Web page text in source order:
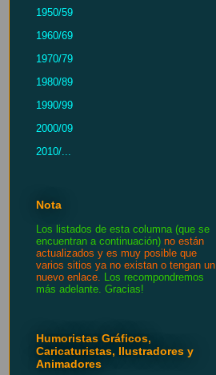
1950/59
1960/69
1970/79
1980/89
1990/99
2000/09
2010/...
Nota
Los listados de esta columna (que se
encuentran a continuación) no están
actualizados y es muy posible que
varios sitios ya no existan o tengan un
nuevo enlace. Los recompondremos
más adelante. Gracias!
Humoristas Gráficos,
Caricaturistas, Ilustradores y
Animadores